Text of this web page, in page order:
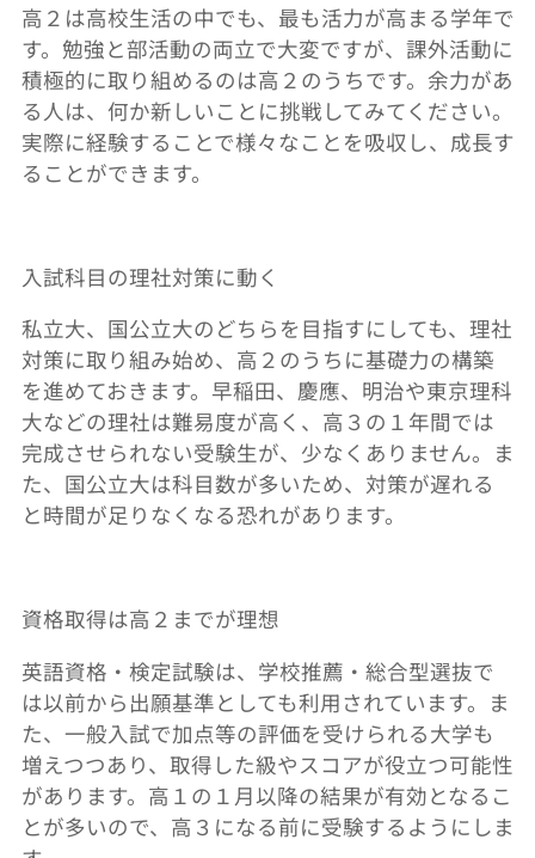
高２は高校生活の中でも、最も活力が高まる学年で
す。勉強と部活動の両立で大変ですが、課外活動に
積極的に取り組めるのは高２のうちです。余力があ
る人は、何か新しいことに挑戦してみてください。
実際に経験することで様々なことを吸収し、成長す
ることができます。
入試科目の理社対策に動く
私立大、国公立大のどちらを目指すにしても、理社
対策に取り組み始め、高２のうちに基礎力の構築
を進めておきます。早稲田、慶應、明治や東京理科
大などの理社は難易度が高く、高３の１年間では
完成させられない受験生が、少なくありません。ま
た、国公立大は科目数が多いため、対策が遅れる
と時間が足りなくなる恐れがあります。
資格取得は高２までが理想
英語資格・検定試験は、学校推薦・総合型選抜で
は以前から出願基準としても利用されています。ま
た、一般入試で加点等の評価を受けられる大学も
増えつつあり、取得した級やスコアが役立つ可能性
があります。高１の１月以降の結果が有効となるこ
とが多いので、高３になる前に受験するようにしま